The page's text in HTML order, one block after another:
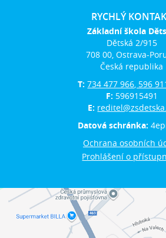
RYCHLÝ
Základní škola
Dětská 2/915
708 00, Ostrava-
Česká republika
T:734 477 966, 596
F: 596915491
E:
Datová schránka:
Ochrana osobních
Prohlášení o